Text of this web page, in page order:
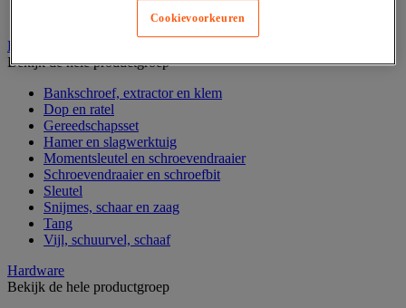
Verrijdbare werktafel
Handgereedschap
Bekijk de hele productgroep
Bankschroef, extractor en klem
Dop en ratel
Gereedschapsset
Hamer en slagwerktuig
Momentsleutel en schroevendraaier
Schroevendraaier en schroefbit
Sleutel
Snijmes, schaar en zaag
Tang
Vijl, schuurvel, schaaf
Hardware
Bekijk de hele productgroep
Cookievoorkeuren